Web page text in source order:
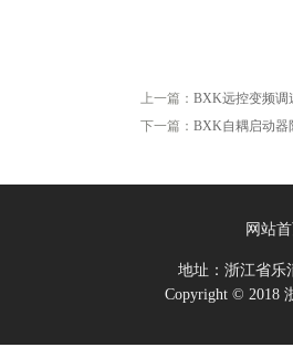
上一篇： BXK远控变频调
下一篇： BXK自耦启动器
网站
地址：浙江省
Copyright © 2018